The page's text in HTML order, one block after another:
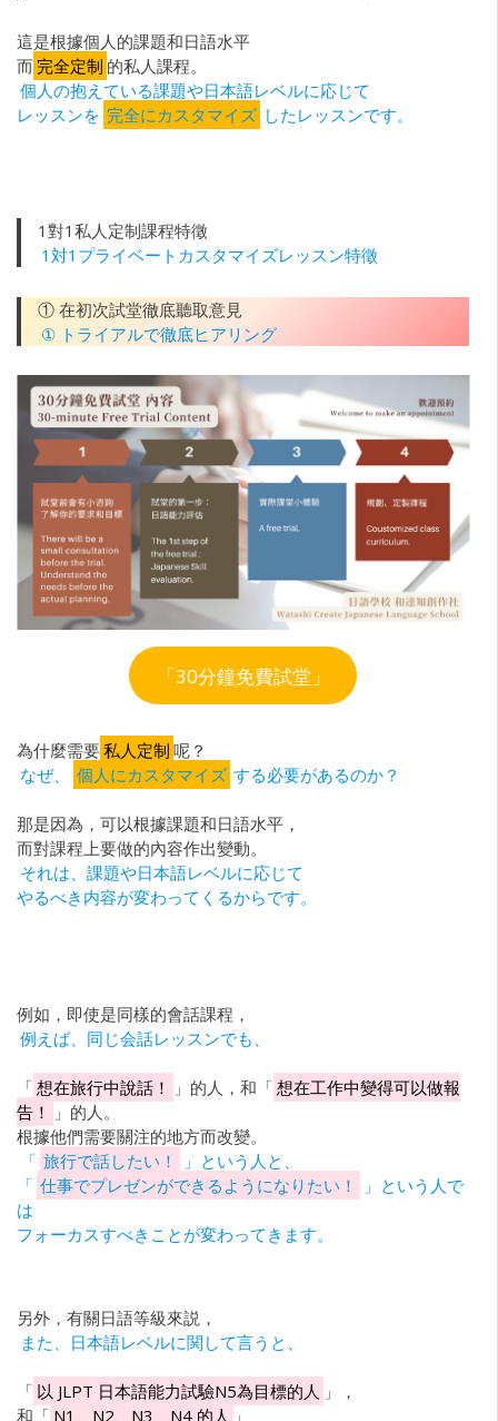
這是根據個人的課題和日語水平
而 完全定制 的私人課程。
個人の抱えている課題や日本語レベルに応じて
レッスンを 完全にカスタマイズ したレッスンです。
1對1私人定制課程特徵
1対1プライベートカスタマイズレッスン特徵
① 在初次試堂徹底聽取意見
① トライアルで徹底ヒアリング
「30分鐘免費試堂」
為什麼需要私人定制 呢？
なぜ、
個人にカスタマイズ する必要があるのか？
那是因為，可以根據課題和日語水平，
而對課程上要做的內容作出變動。
それは、課題や日本語レベルに応じて
やるべき内容が変わってくるからです。
例如，即使是同樣的會話課程，
例えば、同じ会話レッスンでも、
「 想在旅行中說話！ 」的人，和「 想在工作中變得可以做報
告！
」的人。
根據他們需要關注的地方而改變。
「 旅行で話したい！
」という人と、
「 仕事でプレゼンができるようになりたい！
」という人で
は
フォーカスすべきことが変わってきます。
另外，有關日語等級來説，
また、日本語レベルに関して言うと、
「 以 JLPT 日本語能力試驗N5為目標的人 」，
和「 N1、N2、N3、N4 的人 」